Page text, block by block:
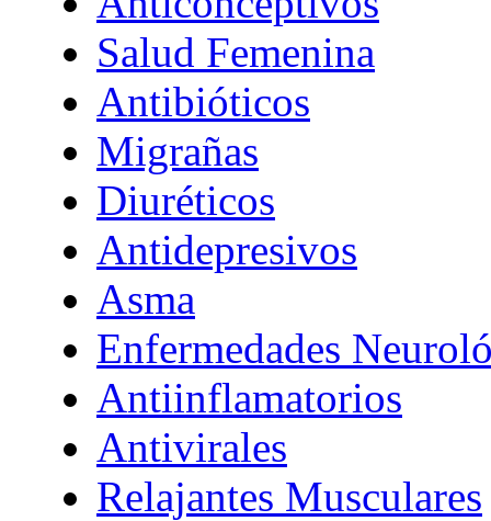
Salud Femenina
Antibióticos
Migrañas
Diuréticos
Antidepresivos
Asma
Enfermedades
Antiinflamatorios
Antivirales
Relajantes Musculares